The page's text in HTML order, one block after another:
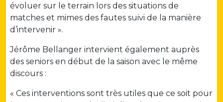
évoluer sur le terrain lors des situations de
matches et mimes des fautes suivi de la manière
d’intervenir ».
Jérôme Bellanger intervient également auprès
des seniors en début de la saison avec le même
discours :
« Ces interventions sont très utiles que ce soit pour